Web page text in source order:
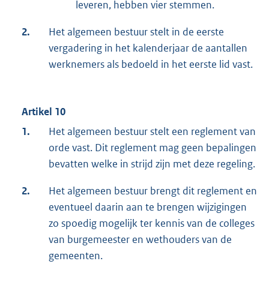
leveren, hebben vier stemmen.
2.
Het algemeen bestuur stelt in de eerste
vergadering in het kalenderjaar de aantallen
werknemers als bedoeld in het eerste lid vast.
Artikel 10
1.
Het algemeen bestuur stelt een reglement van
orde vast. Dit reglement mag geen bepalingen
bevatten welke in strijd zijn met deze regeling.
2.
Het algemeen bestuur brengt dit reglement en
eventueel daarin aan te brengen wijzigingen
zo spoedig mogelijk ter kennis van de colleges
van burgemeester en wethouders van de
gemeenten.